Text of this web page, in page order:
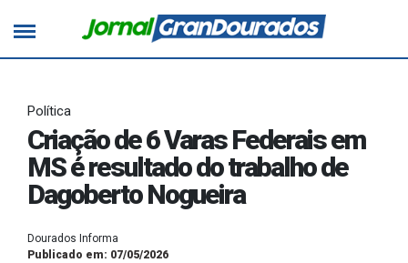
Política
Criação de 6 Varas Federais em
MS é resultado do trabalho de
Dagoberto Nogueira
Dourados Informa
Publicado em: 07/05/2026